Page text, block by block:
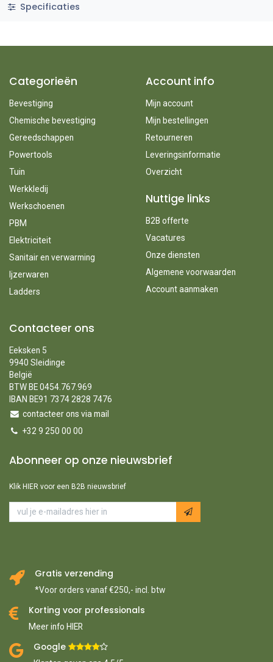
Specificaties
Categorieën
Bevestiging
Chemische bevestiging
Gereedschappen
Powertools
Tuin
Werkkledij
Werkschoenen
PBM
Elektriciteit
Sanitair en verwarming
Ijzerwaren
Ladders
Account info
Mijn account
Mijn bestellingen
Retourneren
Leveringsinformatie
Overzicht
Nuttige links
B2B offerte
Vacatures
Onze diensten
Algemene voorwaarden
Account aanmaken
Contacteer ons
Eeksken 5
9940 Sleidinge
België
BTW BE 0454.767.969
IBAN BE91 7374 2828 7476
contacteer ons via mail
+32 9 250 00 00
Abonneer op onze nieuwsbrief
Klik HIER voor een B2B nieuwsbrief
Gratis verzending
*Voor orders vanaf €250,- incl. btw
Korting voor professionals
Meer info HIER
Google ​